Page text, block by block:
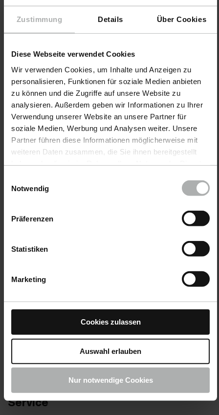
Zustimmung Details Über Cookies
Diese Webseite verwendet Cookies
Wir verwenden Cookies, um Inhalte und Anzeigen zu
personalisieren, Funktionen für soziale Medien anbieten
zu können und die Zugriffe auf unsere Website zu
analysieren. Außerdem geben wir Informationen zu Ihrer
Verwendung unserer Website an unsere Partner für
soziale Medien, Werbung und Analysen weiter. Unsere
Partner führen diese Informationen möglicherweise mit
weiteren Daten zusammen, die Sie ihnen bereitgestellt
Einstellungen zu den Cookies finden Sie unter
Notwendig
Präferenzen
Statistiken
Marketing
Cookies zulassen
Auswahl erlauben
Nur notwendige Cookies
Anwendungsgebiete
Warnhinweise
Warnhinweise
Produkte
Bootspflege
COLOURLOCK Lederpflege
Farbmuster senden
Farbkarte anfordern
Service